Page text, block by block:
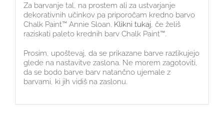
Za barvanje tal, na prostem ali za ustvarjanje
dekorativnih učinkov pa priporočam kredno barvo
Chalk Paint™ Annie Sloan. Klikni tukaj, če želiš
raziskati paleto krednih barv Chalk Paint™.
Prosim, upoštevaj, da se prikazane barve razlikujejo
glede na nastavitve zaslona. Ne morem zagotoviti,
da se bodo barve barv natančno ujemale z
barvami, ki jih vidiš na zaslonu.